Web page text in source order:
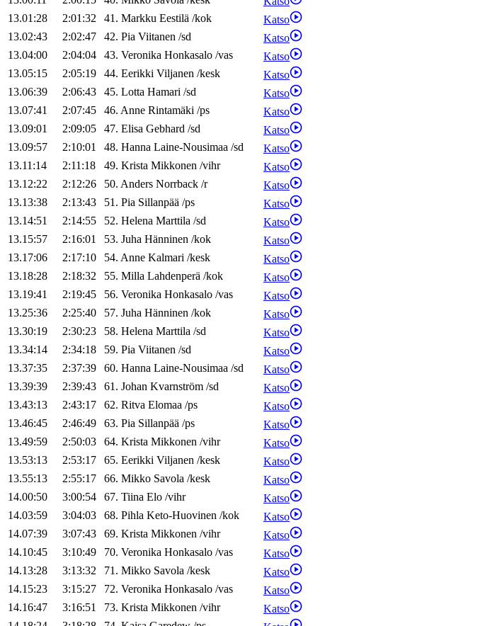
13.01:28
2:01:32 41. Markku Eestilä /kok
Katso
13.02:43
2:02:47 42. Pia Viitanen /sd
Katso
13.04:00
2:04:04 43. Veronika Honkasalo /vas
Katso
13.05:15
2:05:19 44. Eerikki Viljanen /kesk
Katso
13.06:39
2:06:43 45. Lotta Hamari /sd
Katso
13.07:41
2:07:45 46. Anne Rintamäki /ps
Katso
13.09:01
2:09:05 47. Elisa Gebhard /sd
Katso
13.09:57
2:10:01 48. Hanna Laine-Nousimaa /sd
Katso
13.11:14
2:11:18 49. Krista Mikkonen /vihr
Katso
13.12:22
2:12:26 50. Anders Norrback /r
Katso
13.13:38
2:13:43 51. Pia Sillanpää /ps
Katso
13.14:51
2:14:55 52. Helena Marttila /sd
Katso
13.15:57
2:16:01 53. Juha Hänninen /kok
Katso
13.17:06
2:17:10 54. Anne Kalmari /kesk
Katso
13.18:28
2:18:32 55. Milla Lahdenperä /kok
Katso
13.19:41
2:19:45 56. Veronika Honkasalo /vas
Katso
13.25:36
2:25:40 57. Juha Hänninen /kok
Katso
13.30:19
2:30:23 58. Helena Marttila /sd
Katso
13.34:14
2:34:18 59. Pia Viitanen /sd
Katso
13.37:35
2:37:39 60. Hanna Laine-Nousimaa /sd
Katso
13.39:39
2:39:43 61. Johan Kvarnström /sd
Katso
13.43:13
2:43:17 62. Ritva Elomaa /ps
Katso
13.46:45
2:46:49 63. Pia Sillanpää /ps
Katso
13.49:59
2:50:03 64. Krista Mikkonen /vihr
Katso
13.53:13
2:53:17 65. Eerikki Viljanen /kesk
Katso
13.55:13
2:55:17 66. Mikko Savola /kesk
Katso
14.00:50
3:00:54 67. Tiina Elo /vihr
Katso
14.03:59
3:04:03 68. Pihla Keto-Huovinen /kok
Katso
14.07:39
3:07:43 69. Krista Mikkonen /vihr
Katso
14.10:45
3:10:49 70. Veronika Honkasalo /vas
Katso
14.13:28
3:13:32 71. Mikko Savola /kesk
Katso
14.15:23
3:15:27 72. Veronika Honkasalo /vas
Katso
14.16:47
3:16:51 73. Krista Mikkonen /vihr
Katso